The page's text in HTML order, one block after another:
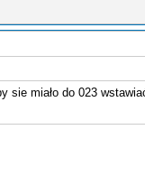
miało do 023